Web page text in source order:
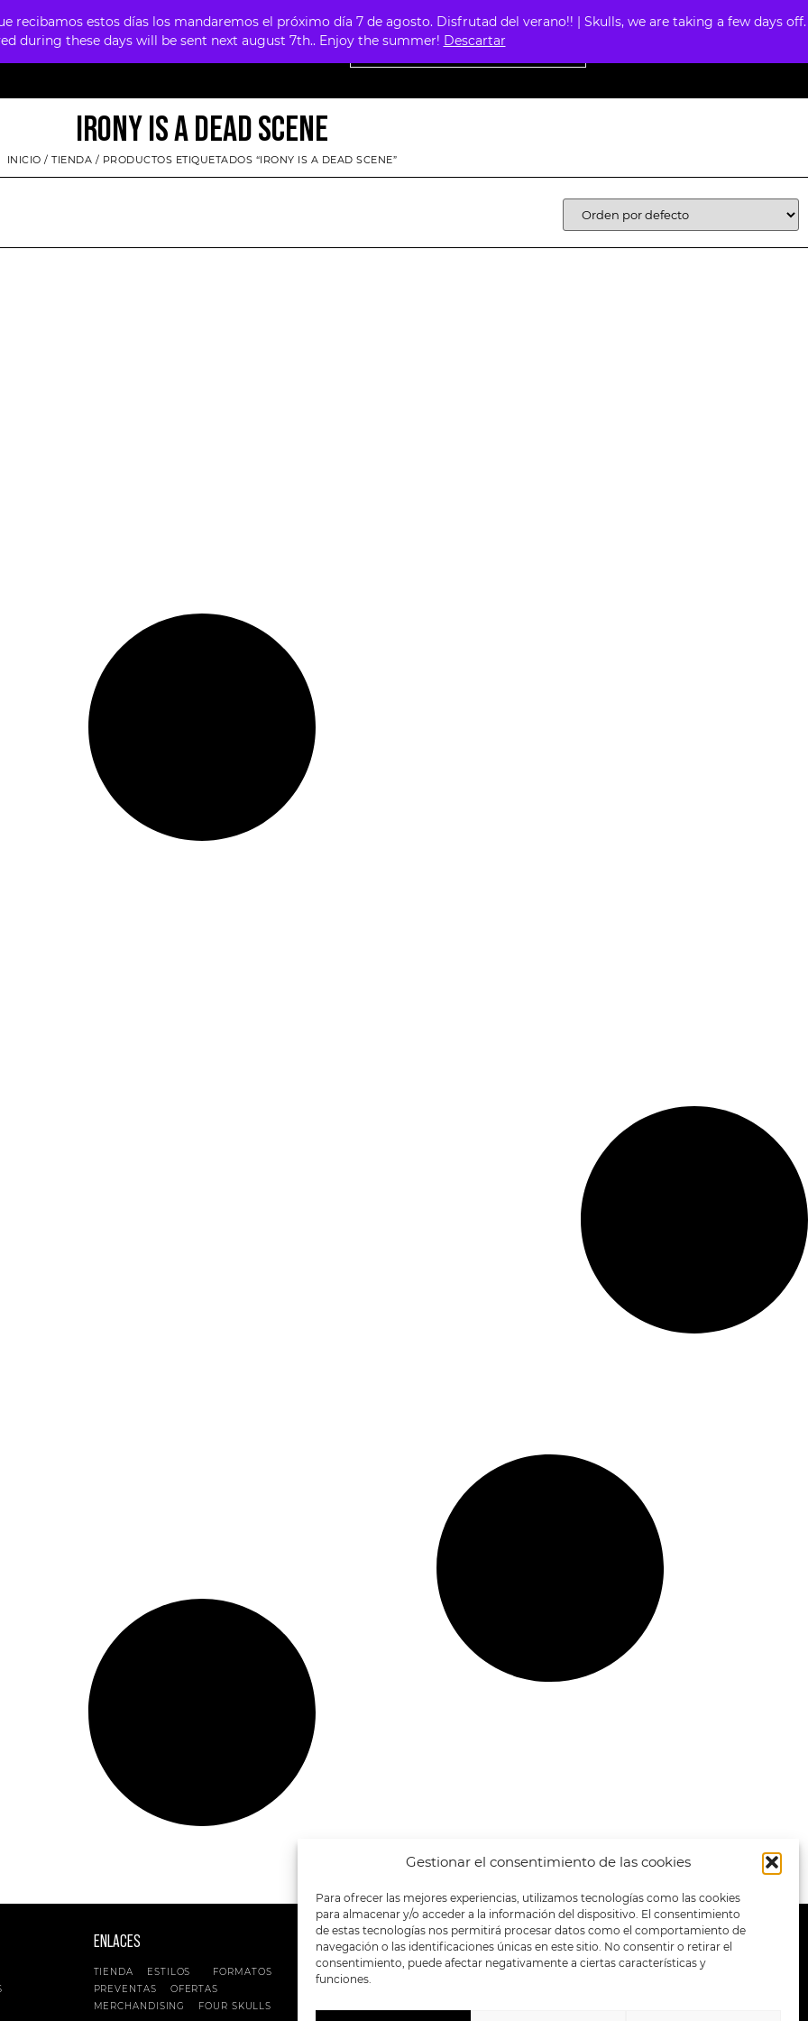
Gestionar el consentimiento de las cookies
Para ofrecer las mejores experiencias, utilizamos tecnologías como las cookies
para almacenar y/o acceder a la información del dispositivo. El consentimiento
de estas tecnologías nos permitirá procesar datos como el comportamiento de
navegación o las identificaciones únicas en este sitio. No consentir o retirar el
consentimiento, puede afectar negativamente a ciertas características y
funciones.
recibamos estos días los mandaremos el próximo día 7 de agosto. Disfrutad del verano!! | Skulls, we are taking a few days off.
during these days will be sent next august 7th.. Enjoy the summer! Descartar
OFERTAS MERCHANDISING FOUR SKULLS
IRONY IS A DEAD SCENE
INICIO /TIENDA / PRODUCTOS ETIQUETADOS “IRONY IS A DEAD SCENE”
ENLACES
TIENDA ESTILOS
FORMATOS
PREVENTAS
OFERTAS
MERCHANDISING
FOUR SKULLS
SIGUENOS EN: METODOS DE PAGO: